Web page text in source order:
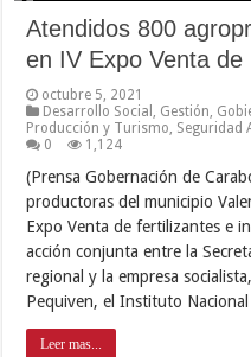
Atendidos 800
en IV Expo Venta
octubre 5, 2021
Desarrollo Social
Gestión
Producción y Turismo Seguridad
0
1,124
(Prensa Gobernación de
productoras del municipio
Expo Venta de fertilizantes e
acción conjunta entre la
regional y la empresa
Pequiven, el Instituto Nacional
Leer mas...